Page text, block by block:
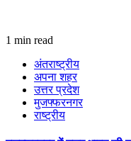
1 min read
अंतराष्ट्रीय
अपना शहर
उत्तर प्रदेश
मुजफ्फरनगर
राष्ट्रीय